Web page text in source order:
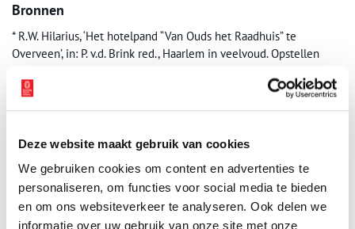
Deze website maakt gebruik van cookies
We gebruiken cookies om content en advertenties te
personaliseren, om functies voor social media te bieden
en om ons websiteverkeer te analyseren. Ook delen we
informatie over uw gebruik van onze site met onze
Bronnen
* R.W. Hilarius, ‘Het hotelpand “Van Ouds het Raadhuis” te
Overveen’, in: P. v.d. Brink red., Haarlem in veelvoud. Opstellen
gelegenheid van het vijftienjarig bestaan van de Historische
(1977, nr. 3), pp. 37-42.
repatriëring van Indische Nederlanders (1946-1964) (Den Haag
1995).
Wim Willems, De uittocht uit Indië 1945-1995 (Amsterdam 2001).